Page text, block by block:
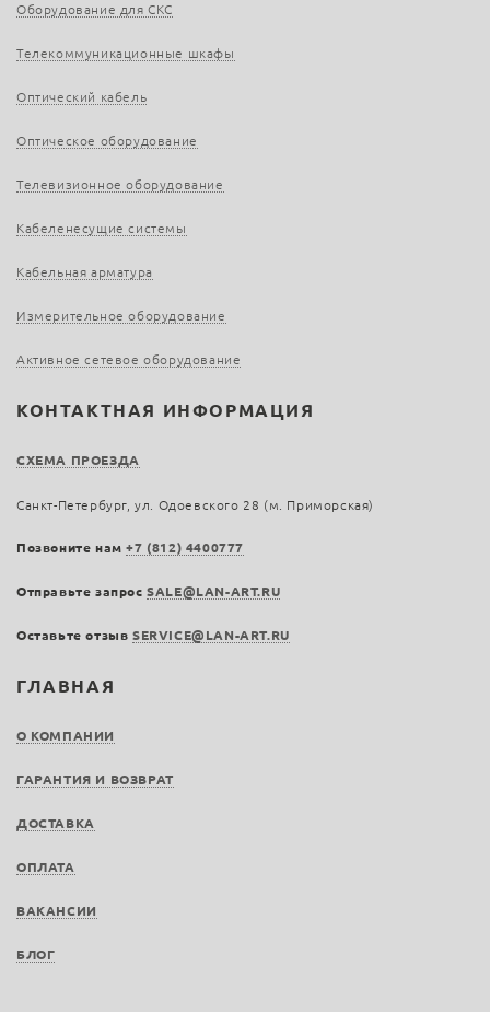
ГЛАВНАЯ
О КОМПАНИИ
ГАРАНТИЯ И ВОЗВРАТ
ДОСТАВКА
ОПЛАТА
ВАКАНСИИ
БЛОГ
Оборудование для СКС
Телекоммуникационные шкафы
Оптический кабель
Оптическое оборудование
Телевизионное оборудование
Кабеленесущие системы
Кабельная арматура
Измерительное оборудование
Активное сетевое оборудование
КОНТАКТНАЯ ИНФОРМАЦИЯ
СХЕМА ПРОЕЗДА
Санкт-Петербург, ул. Одоевского 28 (м. Приморская)
Позвоните нам+7 (812) 4400777
Отправьте запросSALE@LAN-ART.RU
Оставьте отзыв SERVICE@LAN-ART.RU